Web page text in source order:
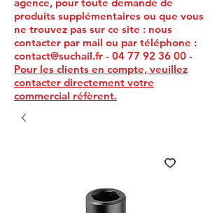
produits supplémentaires ou que vous
ne trouvez pas sur ce site : nous
contacter par mail ou par téléphone :
contact@suchail.fr - 04 77 92 36 00 -
Pour les clients en compte, veuillez
contacter directement votre
commercial réfèrent.